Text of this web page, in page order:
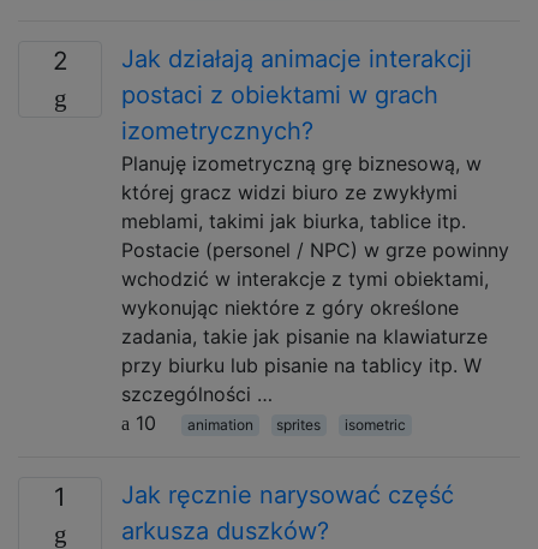
2
Jak działają animacje interakcji
postaci z obiektami w grach
izometrycznych?
Planuję izometryczną grę biznesową, w
której gracz widzi biuro ze zwykłymi
meblami, takimi jak biurka, tablice itp.
Postacie (personel / NPC) w grze powinny
wchodzić w interakcje z tymi obiektami,
wykonując niektóre z góry określone
zadania, takie jak pisanie na klawiaturze
przy biurku lub pisanie na tablicy itp. W
szczególności …
10
animation sprites isometric
1
Jak ręcznie narysować część
arkusza duszków?